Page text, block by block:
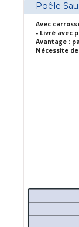
Poêle
Avec
- Livré avec
Avantage :
Nécessite